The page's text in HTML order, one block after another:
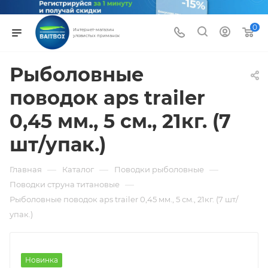
Интернет-магазин
уловистых приманок
0
Рыболовные
поводок aps trailer
0,45 мм., 5 см., 21кг. (7
шт/упак.)
Главная — Каталог — Поводки рыболовные —
Поводки струна титановые —
Рыболовные поводок aps trailer 0,45 мм., 5 см., 21кг. (7 шт/
упак.)
Новинка